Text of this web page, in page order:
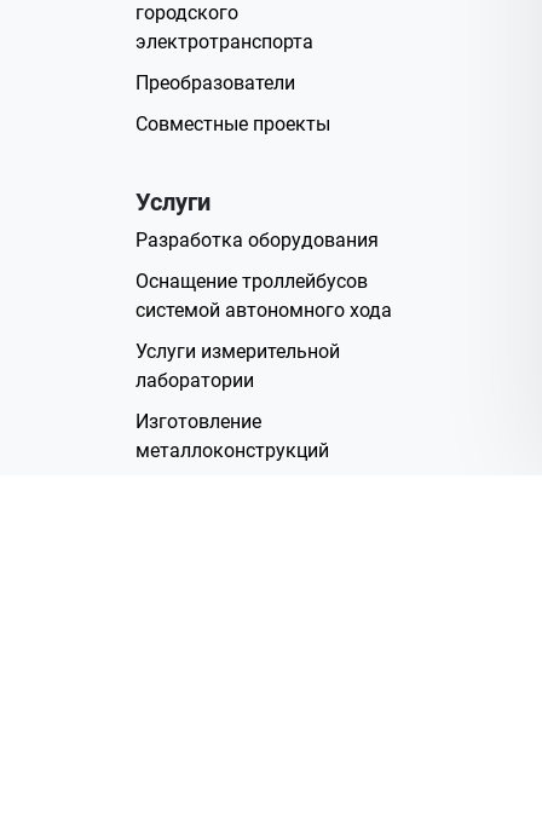
городского
электротранспорта
Преобразователи
Совместные проекты
Услуги
Разработка оборудования
Оснащение троллейбусов
системой автономного хода
Услуги измерительной
лаборатории
Изготовление
металлоконструкций